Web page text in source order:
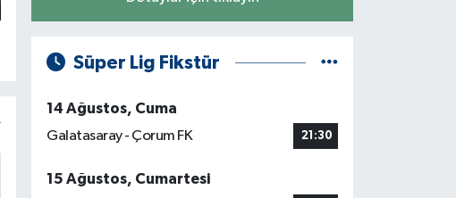
Süper Lig Fikstür
14 Ağustos, Cuma
Galatasaray - Çorum FK
21:30
15 Ağustos, Cumartesi